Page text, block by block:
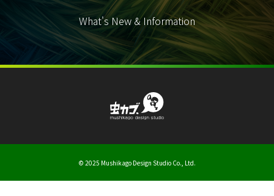
What's New & Information
© 2025 Mushikago Design Studio Co., Ltd.